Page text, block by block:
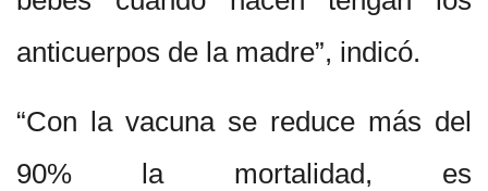
anticuerpos de la madre”, indicó.
“Con la vacuna se reduce más del
90% la mortalidad, es